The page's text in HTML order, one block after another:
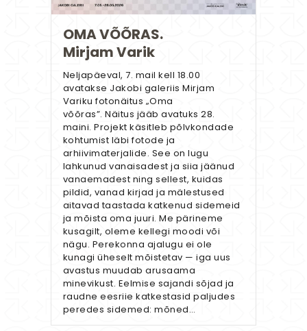
OMA VÕÕRAS.
Mirjam Varik
Neljapäeval, 7. mail kell 18.00
avatakse Jakobi galeriis Mirjam
Variku fotonäitus „Oma
võõras”. Näitus jääb avatuks 28.
maini. Projekt käsitleb põlvkondade
kohtumist läbi fotode ja
arhiivimaterjalide. See on lugu
lahkunud vanaisadest ja siia jäänud
vanaemadest ning sellest, kuidas
pildid, vanad kirjad ja mälestused
aitavad taastada katkenud sidemeid
ja mõista oma juuri. Me pärineme
kusagilt, oleme kellegi moodi või
nägu. Perekonna ajalugu ei ole
kunagi üheselt mõistetav — iga uus
avastus muudab arusaama
minevikust. Eelmise sajandi sõjad ja
raudne eesriie katkestasid paljudes
peredes sidemed: mõned…